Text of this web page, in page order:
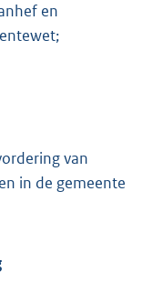
en
van
in de gemeente